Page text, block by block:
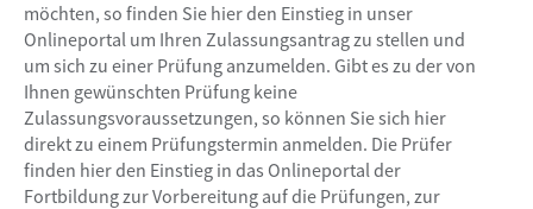
Fortbildung
Veranstaltungen
möchten, so finden Sie hier den Einstieg in unser
Onlineportal um Ihren Zulassungsantrag zu stellen und
um sich zu einer Prüfung anzumelden. Gibt es zu der von
Ihnen gewünschten Prüfung keine
Zulassungsvoraussetzungen, so können Sie sich hier
direkt zu einem Prüfungstermin anmelden. Die Prüfer
finden hier den Einstieg in das Onlineportal der
Fortbildung zur Vorbereitung auf die Prüfungen, zur